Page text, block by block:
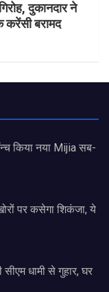
दुकानदार ने
बरामद
किया नया Mijia सब-
पर कसेगा शिकंजा, ये
धामी से गुहार, घर